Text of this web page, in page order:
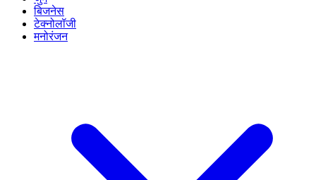
बिजनेस
टेक्नोलॉजी
मनोरंजन